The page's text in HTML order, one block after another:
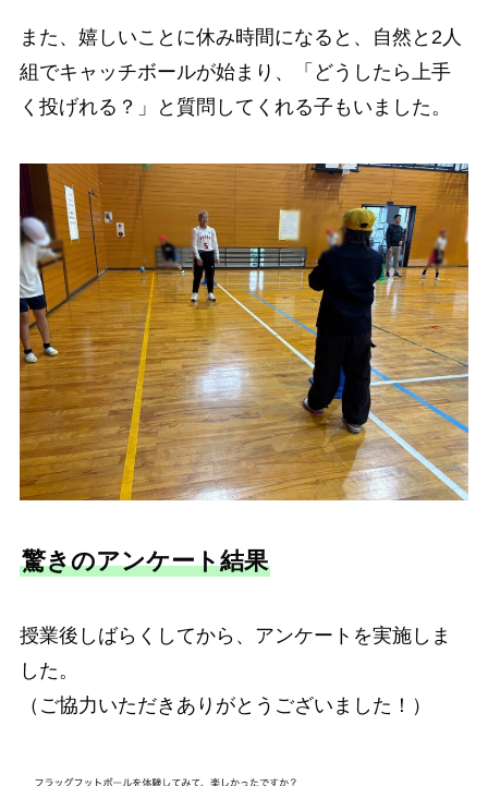
また、嬉しいことに休み時間になると、自然と2人
組でキャッチボールが始まり、「どうしたら上手
く投げれる？」と質問してくれる子もいました。
驚きのアンケート結果
授業後しばらくしてから、アンケートを実施しま
した。
（ご協力いただきありがとうございました！）